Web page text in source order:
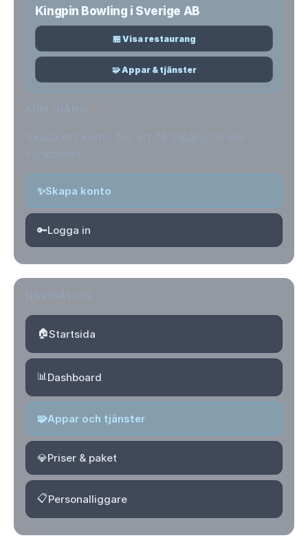
Kingpin Bowling i Sverige AB
🏪 Visa restaurang
🧩 Appar & tjänster
✨Skapa konto
🔑Logga in
🏠Startsida
📊Dashboard
🧩Appar och tjänster
💎Priser & paket
📋Personalliggare